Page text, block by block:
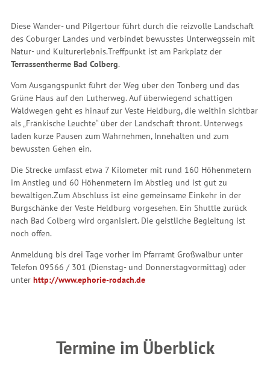
Diese Wander- und Pilgertour führt durch die reizvolle Landschaft
des Coburger Landes und verbindet bewusstes Unterwegssein mit
Natur- und Kulturerlebnis.Treffpunkt ist am Parkplatz der
Terrassentherme Bad Colberg.
Vom Ausgangspunkt führt der Weg über den Tonberg und das
Grüne Haus auf den Lutherweg. Auf überwiegend schattigen
Waldwegen geht es hinauf zur Veste Heldburg, die weithin sichtbar
als „Fränkische Leuchte“ über der Landschaft thront. Unterwegs
laden kurze Pausen zum Wahrnehmen, Innehalten und zum
bewussten Gehen ein.
Die Strecke umfasst etwa 7 Kilometer mit rund 160 Höhenmetern
im Anstieg und 60 Höhenmetern im Abstieg und ist gut zu
bewältigen.Zum Abschluss ist eine gemeinsame Einkehr in der
Burgschänke der Veste Heldburg vorgesehen. Ein Shuttle zurück
nach Bad Colberg wird organisiert. Die geistliche Begleitung ist
noch offen.
Anmeldung bis drei Tage vorher im Pfarramt Großwalbur unter
Telefon 09566 / 301 (Dienstag- und Donnerstagvormittag) oder
unter http://www.ephorie-rodach.de
Termine im Überblick